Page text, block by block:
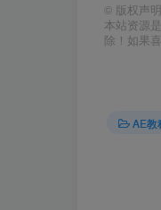
© 版权声明
本站资源
除！如果
AE教